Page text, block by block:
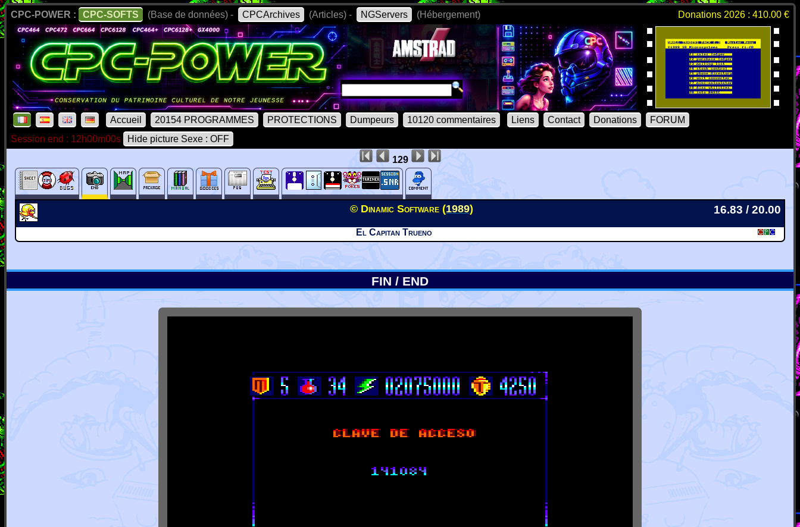
CPC-POWER : CPC-SOFTS (Base de données) - CPCArchives (Articles) - NGServers (Hébergement) Donations 2026 : 410.00 €
Accueil 20154 PROGRAMMES PROTECTIONS Dumpeurs 10120 commentaires Liens Contact Donations
FORUM
Session end : 12h00m00s
Hide picture Sexe : OFF
129
© Dinamic Software (1989) 16.83 / 20.00
El Capitan Trueno
FIN / END